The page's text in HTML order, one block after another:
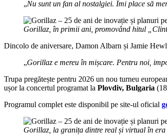
„Nu sunt un fan al nostalgiei. Îmi place să
Gorillaz, în primii ani, promovând hitul
Dincolo de aniversare, Damon Albarn și Jamie
„Gorillaz e mereu în mișcare. Pentru noi,
Trupa pregătește pentru 2026 un nou turneu
ușor la concertul programat la Plovdiv, Bulgaria
Programul complet este disponibil pe site-ul oficial
Gorillaz, la granița dintre real și virtual în